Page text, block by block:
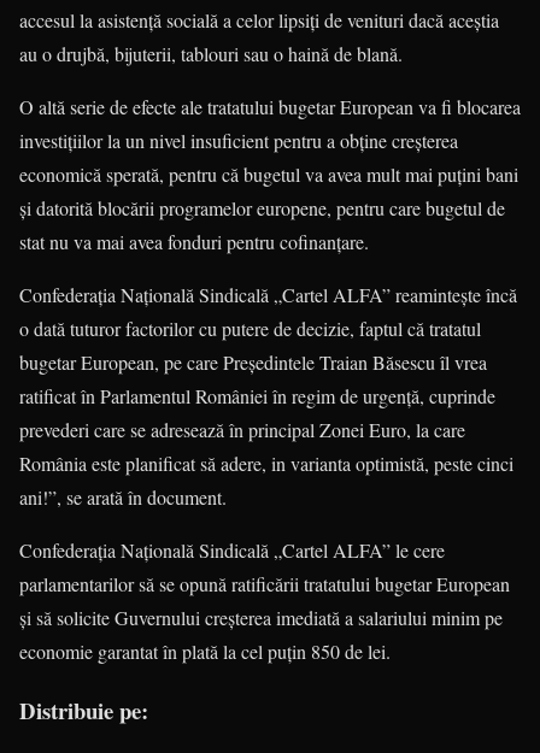
accesul la asistenţă socială a celor lipsiţi de venituri dacă aceştia
au o drujbă, bijuterii, tablouri sau o haină de blană.
O altă serie de efecte ale tratatului bugetar European va fi blocarea
investiţiilor la un nivel insuficient pentru a obţine creşterea
economică sperată, pentru că bugetul va avea mult mai puţini bani
şi datorită blocării programelor europene, pentru care bugetul de
stat nu va mai avea fonduri pentru cofinanţare.
Confederaţia Naţională Sindicală „Cartel ALFA” reaminteşte încă
o dată tuturor factorilor cu putere de decizie, faptul că tratatul
bugetar European, pe care Preşedintele Traian Băsescu îl vrea
ratificat în Parlamentul României în regim de urgenţă, cuprinde
prevederi care se adresează în principal Zonei Euro, la care
România este planificat să adere, in varianta optimistă, peste cinci
ani!”, se arată în document.
Confederaţia Naţională Sindicală „Cartel ALFA” le cere
parlamentarilor să se opună ratificării tratatului bugetar European
şi să solicite Guvernului creşterea imediată a salariului minim pe
economie garantat în plată la cel puţin 850 de lei.
Distribuie pe: